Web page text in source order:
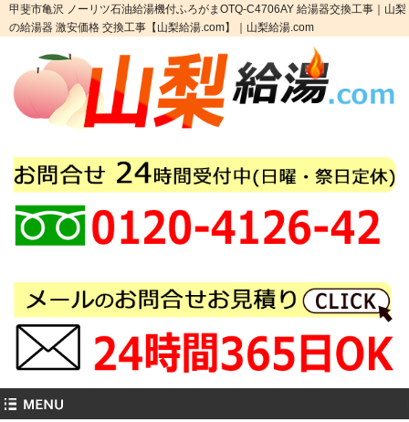
甲斐市亀沢 ノーリツ石油給湯機付ふろがまOTQ-C4706AY 給湯器交換工事｜山梨
の給湯器 激安価格 交換工事【山梨給湯.com】｜山梨給湯.com